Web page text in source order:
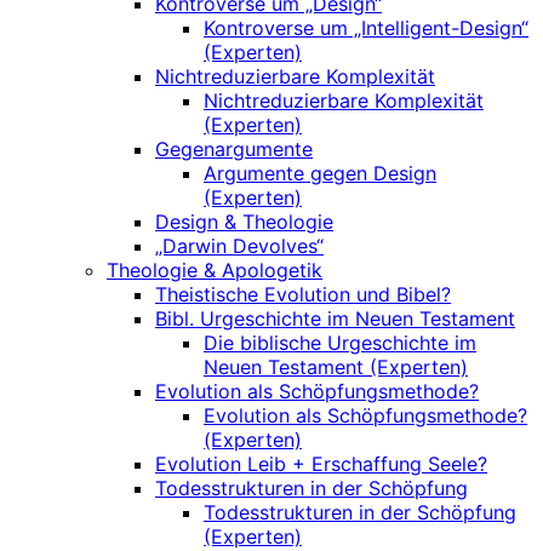
Kontroverse um „Intelligent-Design“
(Experten)
Nichtreduzierbare Komplexität
Nichtreduzierbare Komplexität
(Experten)
Gegenargumente
Argumente gegen Design
(Experten)
Design & Theologie
„Darwin Devolves“
Theologie & Apologetik
Theistische Evolution und Bibel?
Bibl. Urgeschichte im Neuen Testament
Die biblische Urgeschichte im
Neuen Testament (Experten)
Evolution als Schöpfungsmethode?
Evolution als Schöpfungsmethode?
(Experten)
Evolution Leib + Erschaffung Seele?
Todesstrukturen in der Schöpfung
Todesstrukturen in der Schöpfung
(Experten)